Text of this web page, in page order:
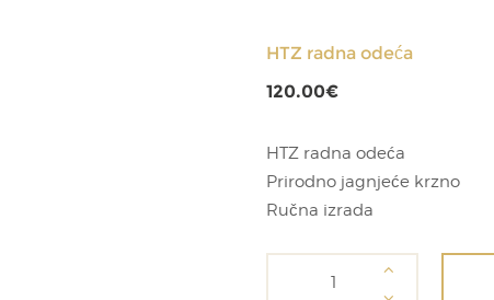
HTZ radna odeća
120.00€
HTZ radna odeća
Prirodno jagnjeće krzno
Ručna izrada